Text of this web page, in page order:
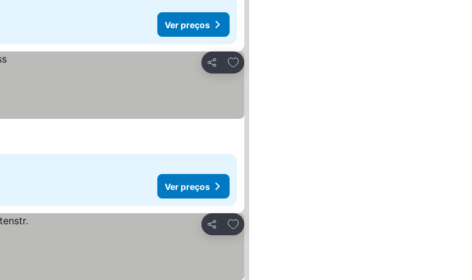
Ver preços
Partilhar
Adicionar aos favoritos
Ver preços
Partilhar
Adicionar aos favoritos